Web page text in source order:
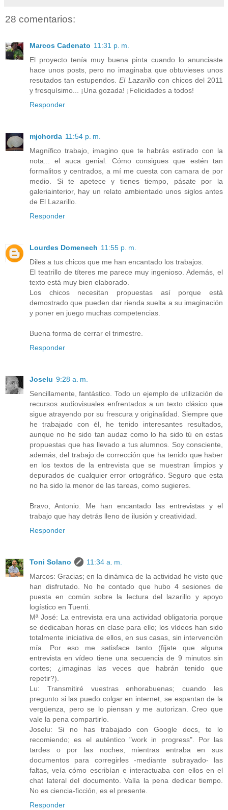
28 comentarios:
Marcos Cadenato 11:31 p. m.
El proyecto tenía muy buena pinta cuando lo anunciaste
hace unos posts, pero no imaginaba que obtuvieses unos
resutados tan estupendos.El Lazarillocon chicos del 2011
y fresquísimo... ¡Una gozada! ¡Felicidades a todos!
Responder
mjchorda 11:54 p. m.
Magnífico trabajo, imagino que te habrás estirado con la
nota... el auca genial. Cómo consigues que estén tan
formalitos y centrados, a mí me cuesta con camara de por
medio. Si te apetece y tienes tiempo, pásate por la
galeriainterior, hay un relato ambientado unos siglos antes
de El Lazarillo.
Responder
Lourdes Domenech 11:55 p. m.
Diles a tus chicos que me han encantado los trabajos.
El teatrillo de títeres me parece muy ingenioso. Además, el
texto está muy bien elaborado.
Los chicos necesitan propuestas así porque está
demostrado que pueden dar rienda suelta a su imaginación
y poner en juego muchas competencias.
Buena forma de cerrar el trimestre.
Responder
Joselu 9:28 a. m.
Sencillamente, fantástico. Todo un ejemplo de utilización de
recursos audiovisuales enfrentados a un texto clásico que
sigue atrayendo por su frescura y originalidad. Siempre que
he trabajado con él, he tenido interesantes resultados,
aunque no he sido tan audaz como lo ha sido tú en estas
propuestas que has llevado a tus alumnos. Soy consciente,
además, del trabajo de corrección que ha tenido que haber
en los textos de la entrevista que se muestran limpios y
depurados de cualquier error ortográfico. Seguro que esta
no ha sido la menor de las tareas, como sugieres.
Bravo, Antonio. Me han encantado las entrevistas y el
trabajo que hay detrás lleno de ilusión y creatividad.
Responder
Toni Solano
11:34 a. m.
Marcos: Gracias; en la dinámica de la actividad he visto que
han disfrutado. No he contado que hubo 4 sesiones de
puesta en común sobre la lectura del lazarillo y apoyo
logístico en Tuenti.
Mª José: La entrevista era una actividad obligatoria porque
se dedicaban horas en clase para ello; los vídeos han sido
totalmente iniciativa de ellos, en sus casas, sin intervención
mía. Por eso me satisface tanto (fíjate que alguna
entrevista en vídeo tiene una secuencia de 9 minutos sin
cortes; ¿imaginas las veces que habrán tenido que
repetir?).
Lu: Transmitiré vuestras enhorabuenas; cuando les
pregunto si las puedo colgar en internet, se espantan de la
vergüenza, pero se lo piensan y me autorizan. Creo que
vale la pena compartirlo.
Joselu: Si no has trabajado con Google docs, te lo
recomiendo; es el auténtico "work in progress". Por las
tardes o por las noches, mientras entraba en sus
documentos para corregirles -mediante subrayado- las
faltas, veía cómo escribían e interactuaba con ellos en el
chat lateral del documento. Valía la pena dedicar tiempo.
No es ciencia-ficción, es el presente.
Responder